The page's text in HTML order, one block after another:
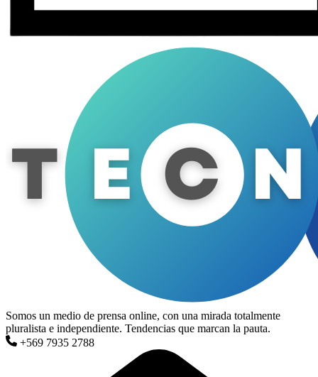
Somos un medio de prensa online, con una mirada totalmente
pluralista e independiente. Tendencias que marcan la pauta.
+569 7935 2788